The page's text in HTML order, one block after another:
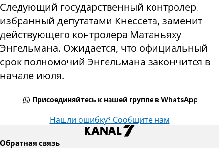
Следующий государственный контролер,
избранный депутатами Кнессета, заменит
действующего контролера Матаньяху
Энгельмана. Ожидается, что официальный
срок полномочий Энгельмана закончится в
начале июля.
Присоединяйтесь к нашей группе в WhatsApp
Нашли ошибку? Сообщите нам
Обратная связь